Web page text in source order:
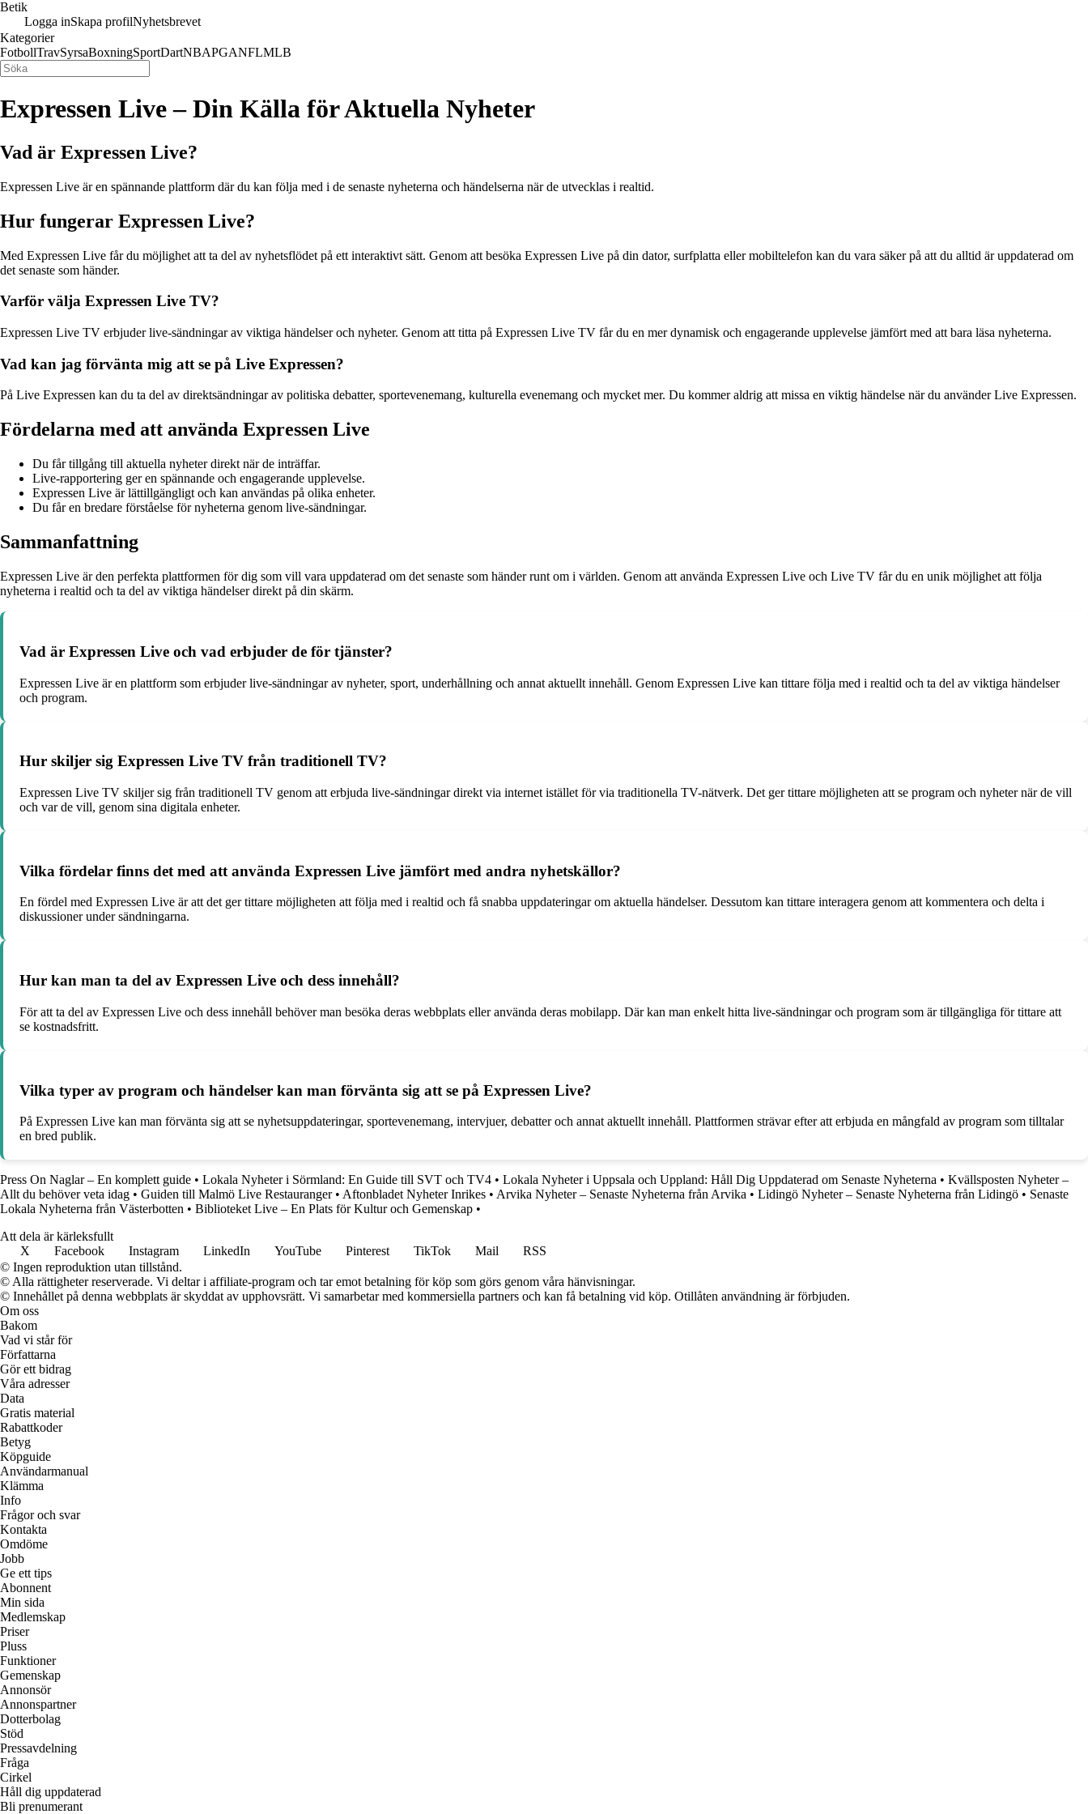
Betik
Logga inSkapa profilNyhetsbrevet
Kategorier
FotbollTravSyrsaBoxningSportDartNBAPGANFLMLB
Expressen Live – Din Källa för Aktuella Nyheter
Vad är Expressen Live?
Expressen Live är en spännande plattform där du kan följa med i de senaste nyheterna och händelserna när de utvecklas i realtid.
Hur fungerar Expressen Live?
Med Expressen Live får du möjlighet att ta del av nyhetsflödet på ett interaktivt sätt. Genom att besöka Expressen Live på din dator, surfplatta eller mobiltelefon kan du vara säker på att du alltid är uppdaterad om
det senaste som händer.
Varför välja Expressen Live TV?
Expressen Live TV erbjuder live-sändningar av viktiga händelser och nyheter. Genom att titta på Expressen Live TV får du en mer dynamisk och engagerande upplevelse jämfört med att bara läsa nyheterna.
Vad kan jag förvänta mig att se på Live Expressen?
På Live Expressen kan du ta del av direktsändningar av politiska debatter, sportevenemang, kulturella evenemang och mycket mer. Du kommer aldrig att missa en viktig händelse när du använder Live Expressen.
Fördelarna med att använda Expressen Live
Du får tillgång till aktuella nyheter direkt när de inträffar.
Live-rapportering ger en spännande och engagerande upplevelse.
Expressen Live är lättillgängligt och kan användas på olika enheter.
Du får en bredare förståelse för nyheterna genom live-sändningar.
Sammanfattning
Expressen Live är den perfekta plattformen för dig som vill vara uppdaterad om det senaste som händer runt om i världen. Genom att använda Expressen Live och Live TV får du en unik möjlighet att följa
nyheterna i realtid och ta del av viktiga händelser direkt på din skärm.
Vad är Expressen Live och vad erbjuder de för tjänster?
Expressen Live är en plattform som erbjuder live-sändningar av nyheter, sport, underhållning och annat aktuellt innehåll. Genom Expressen Live kan tittare följa med i realtid och ta del av viktiga händelser
och program.
Hur skiljer sig Expressen Live TV från traditionell TV?
Expressen Live TV skiljer sig från traditionell TV genom att erbjuda live-sändningar direkt via internet istället för via traditionella TV-nätverk. Det ger tittare möjligheten att se program och nyheter när de vill
och var de vill, genom sina digitala enheter.
Vilka fördelar finns det med att använda Expressen Live jämfört med andra nyhetskällor?
En fördel med Expressen Live är att det ger tittare möjligheten att följa med i realtid och få snabba uppdateringar om aktuella händelser. Dessutom kan tittare interagera genom att kommentera och delta i
diskussioner under sändningarna.
Hur kan man ta del av Expressen Live och dess innehåll?
För att ta del av Expressen Live och dess innehåll behöver man besöka deras webbplats eller använda deras mobilapp. Där kan man enkelt hitta live-sändningar och program som är tillgängliga för tittare att
se kostnadsfritt.
Vilka typer av program och händelser kan man förvänta sig att se på Expressen Live?
På Expressen Live kan man förvänta sig att se nyhetsuppdateringar, sportevenemang, intervjuer, debatter och annat aktuellt innehåll. Plattformen strävar efter att erbjuda en mångfald av program som tilltalar
en bred publik.
Press On Naglar – En komplett guide • Lokala Nyheter i Sörmland: En Guide till SVT och TV4 • Lokala Nyheter i Uppsala och Uppland: Håll Dig Uppdaterad om Senaste Nyheterna • Kvällsposten Nyheter –
Allt du behöver veta idag • Guiden till Malmö Live Restauranger• Aftonbladet Nyheter Inrikes • Arvika Nyheter – Senaste Nyheterna från Arvika • Lidingö Nyheter – Senaste Nyheterna från Lidingö • Senaste
Lokala Nyheterna från Västerbotten • Biblioteket Live – En Plats för Kultur och Gemenskap •
Att dela är kärleksfullt
X
Facebook Instagram LinkedIn YouTube Pinterest TikTok Mail
RSS
© Ingen reproduktion utan tillstånd.
© Alla rättigheter reserverade. Vi deltar i affiliate-program och tar emot betalning för köp som görs genom våra hänvisningar.
© Innehållet på denna webbplats är skyddat av upphovsrätt. Vi samarbetar med kommersiella partners och kan få betalning vid köp. Otillåten användning är förbjuden.
Om oss
Bakom
Vad vi står för
Författarna
Gör ett bidrag
Våra adresser
Data
Gratis material
Rabattkoder
Betyg
Köpguide
Användarmanual
Klämma
Info
Frågor och svar
Kontakta
Omdöme
Jobb
Ge ett tips
Abonnent
Min sida
Medlemskap
Priser
Pluss
Funktioner
Gemenskap
Annonsör
Annonspartner
Dotterbolag
Stöd
Pressavdelning
Fråga
Cirkel
Håll dig uppdaterad
Bli prenumerant